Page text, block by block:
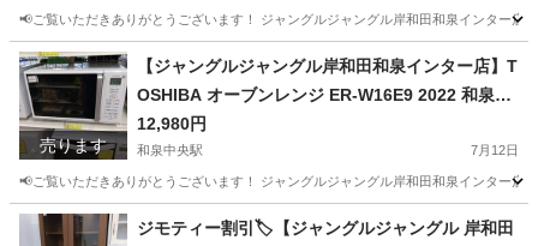
📢ご覧いただきありがとうございます！ ジャングルジャングル岸和田和泉インター
大阪 和泉市 和泉中央駅 椅子
売ります
【ジャングルジャングル岸和田和泉インター店】T
OSHIBA オーブンレンジ ER-W16E9 2022 和泉市
堺市 岸和田市 泉大津市 高石市 泉北郡熊取町
12,980円
和泉中央駅 7月12日
📢ご覧いただきありがとうございます！ ジャングルジャングル岸和田和泉インター
大阪 和泉市 キッチン家電 ジャングル
ジモティー割引🏷️【ジャングルジャングル 岸和田